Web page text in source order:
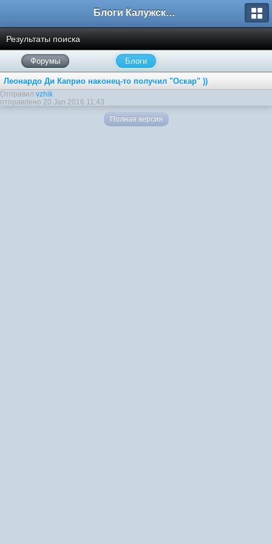
Блоги Калужского перекрестка
Результаты поиска
Форумы Блоги
Леонардо Ди Каприо наконец-то получил "Оскар" ))
Отправил vzhik
отправлено 20 Jan 2016 11:43
Полная версия